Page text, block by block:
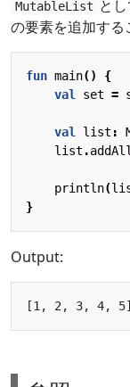
MutableList と
の要素を追加する
fun main()
{
val
set =
val list :
list .addAll
println(
}
Output: